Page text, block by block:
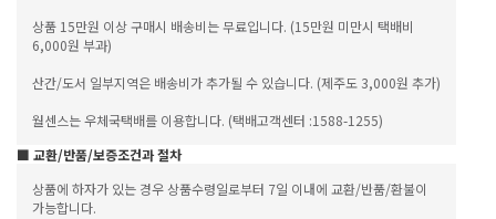
상품 15만원 이상 구매시 배송비는 무료입니다. (15만원 미만시 택배비
6,000원 부과)
산간/도서 일부지역은 배송비가 추가될 수 있습니다. (제주도 3,000원 추가)
월센스는 우체국택배를 이용합니다. (택배고객센터 :1588-1255)
■ 교환/반품/보증조건과 절차
상품에 하자가 있는 경우 상품수령일로부터 7일 이내에 교환/반품/환불이
가능합니다.